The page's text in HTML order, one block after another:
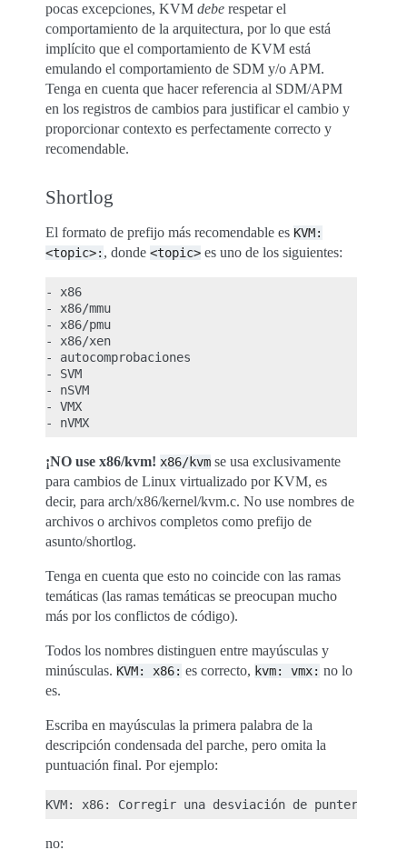
pocas excepciones, KVM debe respetar el
comportamiento de la arquitectura, por lo que está
implícito que el comportamiento de KVM está
emulando el comportamiento de SDM y/o APM.
Tenga en cuenta que hacer referencia al SDM/APM
en los registros de cambios para justificar el cambio y
proporcionar contexto es perfectamente correcto y
recomendable.
Shortlog
El formato de prefijo más recomendable es KVM:
<topic>: , donde <topic> es uno de los siguientes:
- x86
- x86/mmu
- x86/pmu
- x86/xen
- autocomprobaciones
- SVM
- nSVM
- VMX
¡NO use x86/kvm! x86/kvm se usa exclusivamente
para cambios de Linux virtualizado por KVM, es
decir, para arch/x86/kernel/kvm.c. No use nombres de
archivos o archivos completos como prefijo de
asunto/shortlog.
Tenga en cuenta que esto no coincide con las ramas
temáticas (las ramas temáticas se preocupan mucho
más por los conflictos de código).
Todos los nombres distinguen entre mayúsculas y
minúsculas. KVM: x86: es correcto, kvm: vmx: no lo
es.
Escriba en mayúsculas la primera palabra de la
descripción condensada del parche, pero omita la
puntuación final. Por ejemplo:
no: